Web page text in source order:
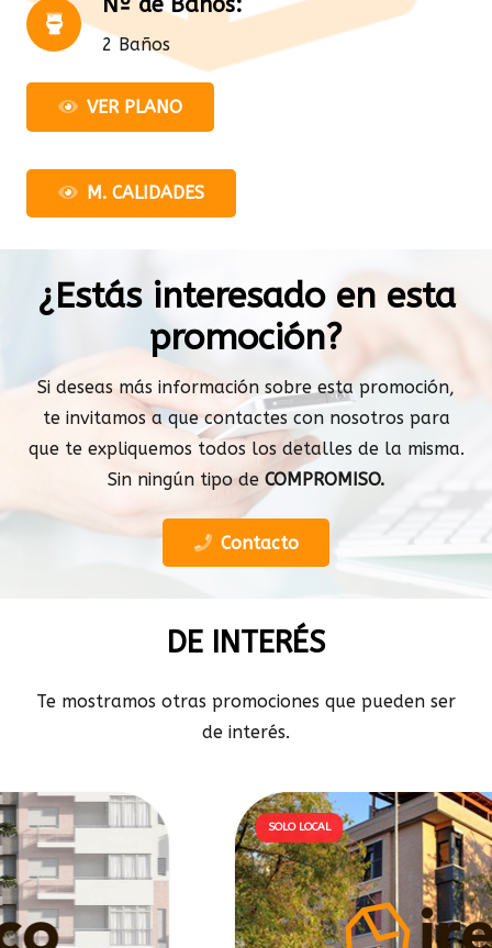
2 Baños
VER PLANO
M. CALIDADES
¿Estás interesado en esta
promoción?
Si deseas más información sobre esta promoción,
te invitamos a que contactes con nosotros para
que te expliquemos todos los detalles de la misma.
Sin ningún tipo de COMPROMISO.
Contacto
DE INTERÉS
Te mostramos otras promociones que pueden ser
de interés.
SOLO LOCAL